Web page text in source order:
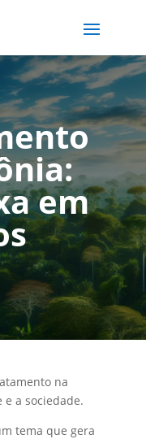
em
na
a sociedade.
tema que gera